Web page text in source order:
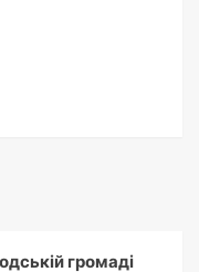
громаді